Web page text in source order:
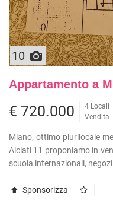
10
Appartamento a
€ 720.000
4 Locali
Vendita
Mlano, ottimo plurilocale
Alciati 11 proponiamo in
scuola internazionali,
Sponsorizza